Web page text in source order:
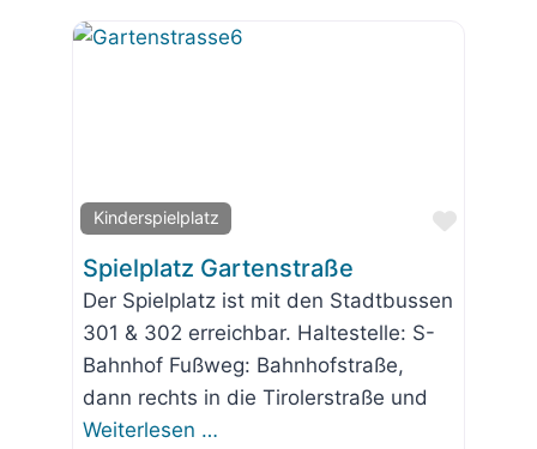
Kinderspielplatz
Favorit
Spielplatz Gartenstraße
Der Spielplatz ist mit den Stadtbussen
301 & 302 erreichbar. Haltestelle: S-
Bahnhof Fußweg: Bahnhofstraße,
dann rechts in die Tirolerstraße und
Weiterlesen …